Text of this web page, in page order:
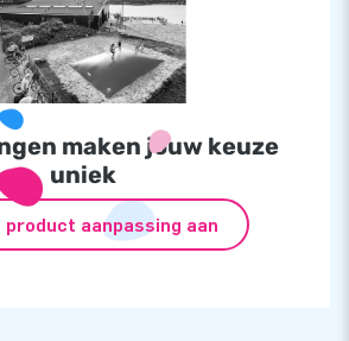
maken jouw keuze
uniek
product aanpassing aan